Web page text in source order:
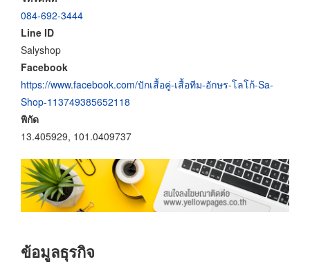
084-692-3444
Line ID
Salyshop
Facebook
https://www.facebook.com/ปักเสื้อคู่-เสื้อทีม-อักษร-โลโก้-Sa-
Shop-113749385652118
พิกัด
13.405929, 101.0409737
ข้อมูลธุรกิจ